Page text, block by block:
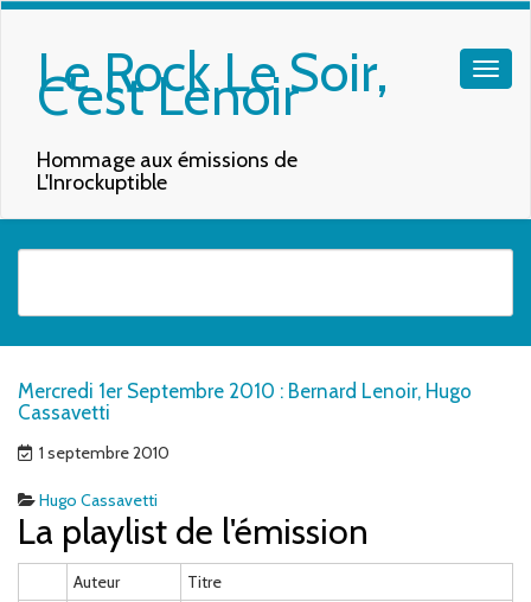
Le Rock Le Soir,
C'est Lenoir
Hommage aux émissions de
L'Inrockuptible
Mercredi 1er Septembre 2010 : Bernard Lenoir, Hugo
Cassavetti
1 septembre 2010
Hugo Cassavetti
La playlist de l'émission
Auteur
Titre